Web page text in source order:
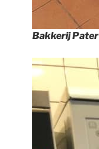
Bakkerij Pater